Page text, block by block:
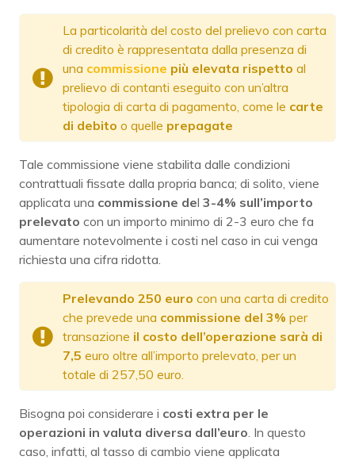
La particolarità del costo del prelievo con carta
di credito è rappresentata dalla presenza di
una commissione più elevata rispetto al
prelievo di contanti eseguito con un’altra
tipologia di carta di pagamento, come le carte
di debito o quelle prepagate
Tale commissione viene stabilita dalle condizioni
contrattuali fissate dalla propria banca; di solito, viene
applicata una commissione del 3-4% sull’importo
prelevato con un importo minimo di 2-3 euro che fa
aumentare notevolmente i costi nel caso in cui venga
richiesta una cifra ridotta.
Prelevando 250 euro con una carta di credito
che prevede una commissione del 3% per
transazione il costo dell’operazione sarà di
7,5 euro oltre all’importo prelevato, per un
totale di 257,50 euro.
Bisogna poi considerare i costi extra per le
operazioni in valuta diversa dall’euro . In questo
caso, infatti, al tasso di cambio viene applicata